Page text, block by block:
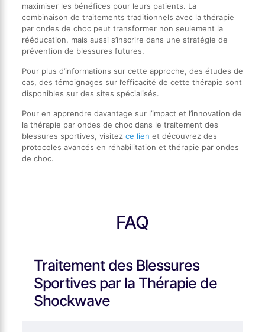
maximiser les bénéfices pour leurs patients. La
combinaison de traitements traditionnels avec la thérapie
par ondes de choc peut transformer non seulement la
rééducation, mais aussi s’inscrire dans une stratégie de
prévention de blessures futures.
Pour plus d’informations sur cette approche, des études de
cas, des témoignages sur l’efficacité de cette thérapie sont
disponibles sur des sites spécialisés.
Pour en apprendre davantage sur l’impact et l’innovation de
la thérapie par ondes de choc dans le traitement des
blessures sportives, visitez ce lien et découvrez des
protocoles avancés en réhabilitation et thérapie par ondes
de choc.
FAQ
Traitement des Blessures
Sportives par la Thérapie de
Shockwave